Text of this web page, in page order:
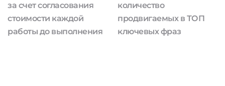
за счет согласования
стоимости каждой
работы до выполнения
количество
продвигаемых в ТОП
ключевых фраз